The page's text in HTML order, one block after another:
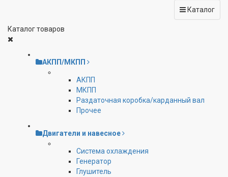
Каталог
Каталог товаров
АКПП/МКПП
АКПП
МКПП
Раздаточная коробка/карданный вал
Прочее
Двигатели и навесное
Cистема охлаждения
Генератор
Глушитель